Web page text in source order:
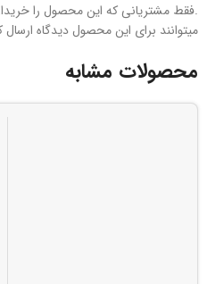
.فقط مشتریانی که این محصول را
میتوانند برای این محصول دیدگاه ارسال
محصولات مشابه